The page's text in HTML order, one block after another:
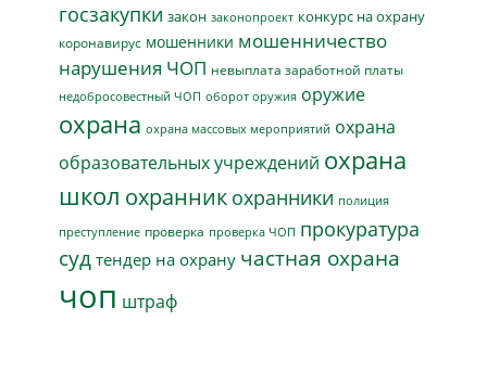
госзакупки закон законопроект конкурс на охрану
коронавирус мошенники мошенничество
нарушения ЧОП невыплата заработной платы
недобросовестный ЧОП оборот оружия оружие
охрана охрана массовых мероприятий охрана
образовательных учреждений охрана
школ охранник охранники полиция
преступление проверка проверка ЧОП прокуратура
суд тендер на охрану частная охрана
чоп штраф